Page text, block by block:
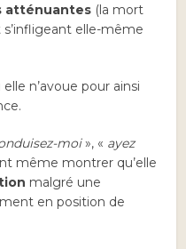
atténuantes (la mort
elle-même
n’avoue pour ainsi
moi», « ayez
même montrer qu’elle
malgré une
en position de